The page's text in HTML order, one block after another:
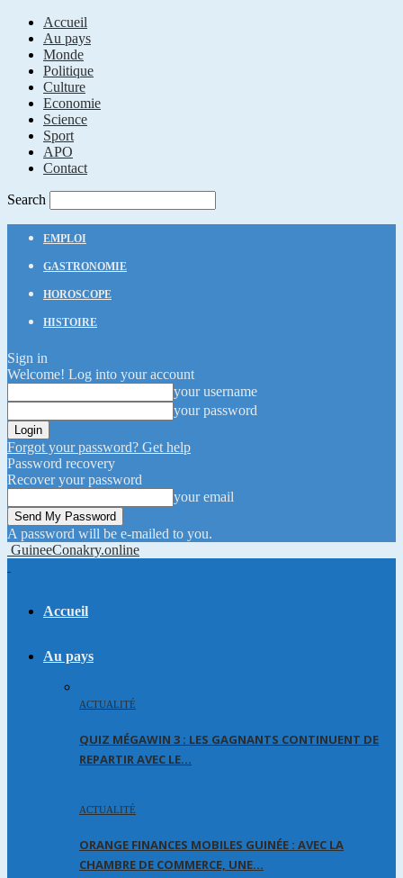
Accueil
Au pays
Monde
Politique
Culture
Economie
Science
Sport
APO
Contact
Search
EMPLOI
GASTRONOMIE
HOROSCOPE
HISTOIRE
Sign in
Welcome! Log into your account
your username
your password
Forgot your password? Get help
Password recovery
Recover your password
your email
A password will be e-mailed to you.
GuineeConakry.online
Accueil
Au pays
ACTUALITÉ
QUIZ MÉGAWIN 3 : LES GAGNANTS CONTINUENT DE
REPARTIR AVEC LE…
ACTUALITÉ
ORANGE FINANCES MOBILES GUINÉE : AVEC LA
CHAMBRE DE COMMERCE, UNE…